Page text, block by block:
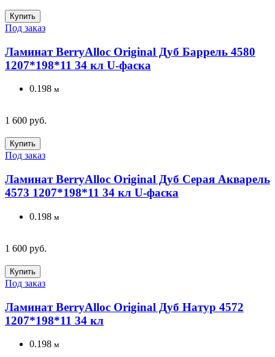
Купить
Под заказ
Ламинат BerryAlloc Original Дуб Баррель 4580
1207*198*11 34 кл U-фаска
0.198 м
1 600 руб.
Купить
Под заказ
Ламинат BerryAlloc Original Дуб Серая Акварель
4573 1207*198*11 34 кл U-фаска
0.198 м
1 600 руб.
Купить
Под заказ
Ламинат BerryAlloc Original Дуб Натур 4572
1207*198*11 34 кл
0.198 м